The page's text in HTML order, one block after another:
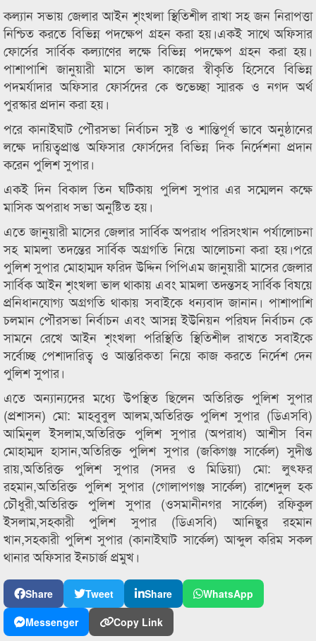
কল্যান সভায় জেলার আইন শৃংখলা স্থিতিশীল রাখা সহ জন নিরাপত্তা
নিশ্চিত করতে বিভিন্ন পদক্ষেপ গ্রহন করা হয়।একই সাথে অফিসার
ফোর্সের সার্বিক কল্যাণের লক্ষে বিভিন্ন পদক্ষেপ গ্রহন করা হয়।
পাশাপাশি জানুয়ারী মাসে ভাল কাজের স্বীকৃতি হিসেবে বিভিন্ন
পদমর্যাদার অফিসার ফোর্সদের কে শুভেচ্ছা স্মারক ও নগদ অর্থ
পুরস্কার প্রদান করা হয়।
পরে কানাইঘাট পৌরসভা নির্বাচন সুষ্ট ও শান্তিপূর্ণ ভাবে অনুষ্ঠানের
লক্ষে দায়িত্বপ্রাপ্ত অফিসার ফোর্সদের বিভিন্ন দিক নির্দেশনা প্রদান
করেন পুলিশ সুপার।
একই দিন বিকাল তিন ঘটিকায় পুলিশ সুপার এর সম্মেলন কক্ষে
মাসিক অপরাধ সভা অনুষ্টিত হয়।
এতে জানুয়ারী মাসের জেলার সার্বিক অপরাধ পরিসংখান পর্যালোচনা
সহ মামলা তদন্তের সার্বিক অগ্রগতি নিয়ে আলোচনা করা হয়।পরে
পুলিশ সুপার মোহাম্মদ ফরিদ উদ্দিন পিপিএম জানুয়ারী মাসের জেলার
সার্বিক আইন শৃংখলা ভাল থাকায় এবং মামলা তদন্তসহ সার্বিক বিষয়ে
প্রনিধানযোগ্য অগ্রগতি থাকায় সবাইকে ধন্যবাদ জানান। পাশাপাশি
চলমান পৌরসভা নির্বাচন এবং আসন্ন ইউনিয়ন পরিষদ নির্বাচন কে
সামনে রেখে আইন শৃংখলা পরিস্থিতি স্থিতিশীল রাখতে সবাইকে
সর্বোচ্ছ পেশাদারিত্ব ও আন্তরিকতা নিয়ে কাজ করতে নির্দেশ দেন
পুলিশ সুপার।
এতে অন্যান্যদের মধ্যে উপস্থিত ছিলেন অতিরিক্ত পুলিশ সুপার
(প্রশাসন) মো: মাহবুবুল আলম,অতিরিক্ত পুলিশ সুপার (ডিএসবি)
আমিনুল ইসলাম,অতিরিক্ত পুলিশ সুপার (অপরাধ) আশীস বিন
মোহাম্মদ হাসান,অতিরিক্ত পুলিশ সুপার (জকিগঞ্জ সার্কেল) সুদীপ্ত
রায়,অতিরিক্ত পুলিশ সুপার (সদর ও মিডিয়া) মো: লুৎফর
রহমান,অতিরিক্ত পুলিশ সুপার (গোলাপগঞ্জ সার্কেল) রাশেদুল হক
চৌধুরী,অতিরিক্ত পুলিশ সুপার (ওসমানীনগর সার্কেল) রফিকুল
ইসলাম,সহকারী পুলিশ সুপার (ডিএসবি) আনিছুর রহমান
খান,সহকারী পুলিশ সুপার (কানাইঘাট সার্কেল) আব্দুল করিম সকল
থানার অফিসার ইনচার্জ প্রমুখ।
Share Tweet Share
WhatsApp
Messenger
Copy Link